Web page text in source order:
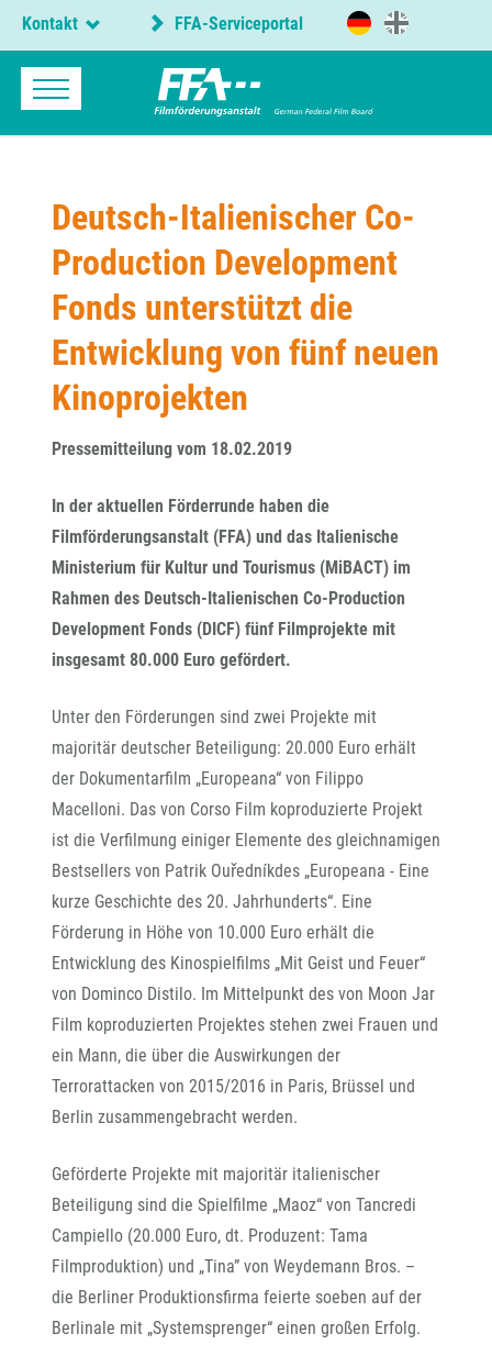
Kontakt FFA-Serviceportal
Deutsch-Italienischer Co-
Production Development
Fonds unterstützt die
Entwicklung von fünf neuen
Kinoprojekten
Pressemitteilung vom 18.02.2019
In der aktuellen Förderrunde haben die
Filmförderungsanstalt (FFA) und das Italienische
Ministerium für Kultur und Tourismus (MiBACT) im
Rahmen des Deutsch-Italienischen Co-Production
Development Fonds (DICF) fünf Filmprojekte mit
insgesamt 80.000 Euro gefördert.
Unter den Förderungen sind zwei Projekte mit
majoritär deutscher Beteiligung: 20.000 Euro erhält
der Dokumentarfilm „Europeana“ von Filippo
Macelloni. Das von Corso Film koproduzierte Projekt
ist die Verfilmung einiger Elemente des gleichnamigen
Bestsellers von Patrik Ouředníkdes „Europeana - Eine
kurze Geschichte des 20. Jahrhunderts“. Eine
Förderung in Höhe von 10.000 Euro erhält die
Entwicklung des Kinospielfilms „Mit Geist und Feuer“
von Dominco Distilo. Im Mittelpunkt des von Moon Jar
Film koproduzierten Projektes stehen zwei Frauen und
ein Mann, die über die Auswirkungen der
Terrorattacken von 2015/2016 in Paris, Brüssel und
Berlin zusammengebracht werden.
Geförderte Projekte mit majoritär italienischer
Beteiligung sind die Spielfilme „Maoz“ von Tancredi
Campiello (20.000 Euro, dt. Produzent: Tama
Filmproduktion) und „Tina” von Weydemann Bros. –
die Berliner Produktionsfirma feierte soeben auf der
Berlinale mit „Systemsprenger“ einen großen Erfolg.